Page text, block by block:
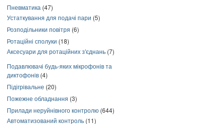
Пневматика (47)
Устаткування для подачі пари (5)
Розподільники повітря (6)
Ротаційні сполуки (18)
Аксесуари для ротаційних з'єднань (7)
Подавлювачі будь-яких мікрофонів та
диктофонів (4)
Підігрівальне (20)
Пожежне обладнання (3)
Прилади неруйнівного контролю (644)
Автоматизований контроль (11)